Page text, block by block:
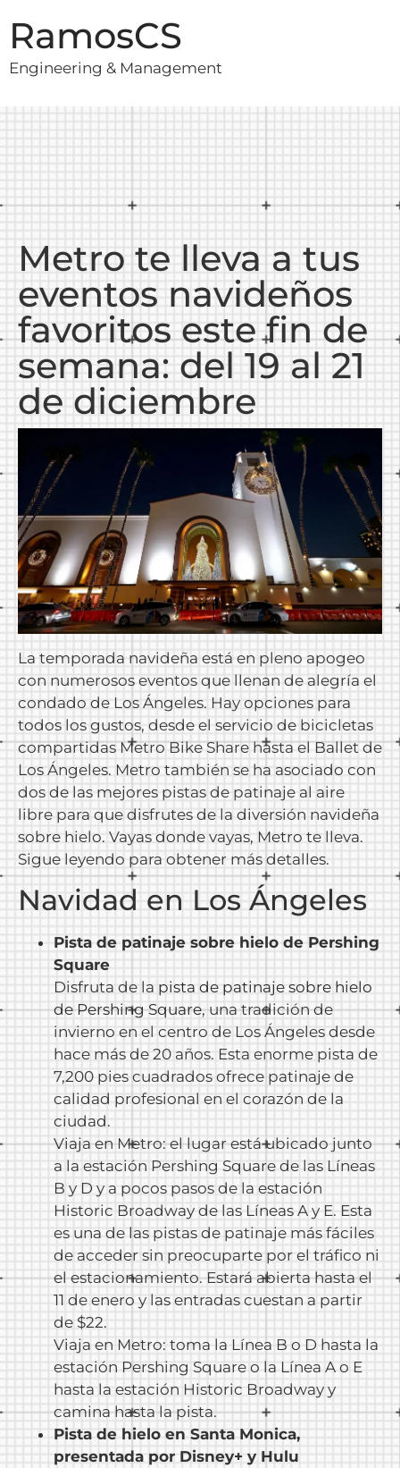
RamosCS
Engineering & Management
Metro te lleva a tus
eventos navideños
favoritos este fin de
semana: del 19 al 21
de diciembre
La temporada navideña está en pleno apogeo
con numerosos eventos que llenan de alegría el
condado de Los Ángeles. Hay opciones para
todos los gustos, desde el servicio de bicicletas
compartidas Metro Bike Share hasta el Ballet de
Los Ángeles. Metro también se ha asociado con
dos de las mejores pistas de patinaje al aire
libre para que disfrutes de la diversión navideña
sobre hielo. Vayas donde vayas, Metro te lleva.
Sigue leyendo para obtener más detalles.
Navidad en Los Ángeles
Pista de patinaje sobre hielo de Pershing
Square
Disfruta de la pista de patinaje sobre hielo
de Pershing Square, una tradición de
invierno en el centro de Los Ángeles desde
hace más de 20 años. Esta enorme pista de
7,200 pies cuadrados ofrece patinaje de
calidad profesional en el corazón de la
ciudad.
Viaja en Metro: el lugar está ubicado junto
a la estación Pershing Square de las Líneas
B y D y a pocos pasos de la estación
Historic Broadway de las Líneas A y E. Esta
es una de las pistas de patinaje más fáciles
de acceder sin preocuparte por el tráfico ni
el estacionamiento. Estará abierta hasta el
11 de enero y las entradas cuestan a partir
de $22.
Viaja en Metro: toma la Línea B o D hasta la
estación Pershing Square o la Línea A o E
hasta la estación Historic Broadway y
camina hasta la pista.
Pista de hielo en Santa Monica,
presentada por Disney+ y Hulu